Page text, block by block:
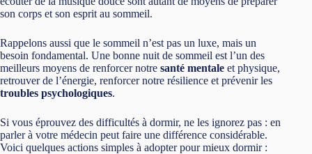
son corps et son esprit au sommeil.
Rappelons aussi que le sommeil n’est pas un luxe, mais un
besoin fondamental. Une bonne nuit de sommeil est l’un des
meilleurs moyens de renforcer notre santé mentale et physique,
retrouver de l’énergie, renforcer notre résilience et prévenir les
troubles psychologiques.
Si vous éprouvez des difficultés à dormir, ne les ignorez pas : en
parler à votre médecin peut faire une différence considérable.
Voici quelques actions simples à adopter pour mieux dormir :